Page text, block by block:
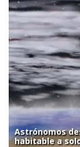
Astrónomos
habitable a